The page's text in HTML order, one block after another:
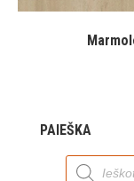
PAIEŠKA
Products
search